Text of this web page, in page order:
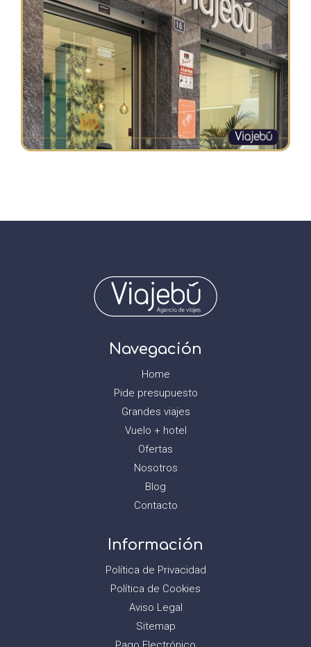
Navegación
Home
Pide presupuesto
Grandes viajes
Vuelo + hotel
Ofertas
Nosotros
Blog
Contacto
Información
Política de Privacidad
Política de Cookies
Aviso Legal
Sitemap